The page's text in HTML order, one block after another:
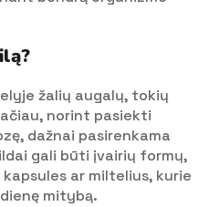
žalių augalų, tokių
norint pasiekti
dažnai pasirenkama
gali būti įvairių formų,
ar miltelius, kurie
mitybą.